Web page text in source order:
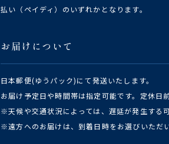
払い（ペイディ）のいずれかとなります。
お届けについて
日本郵便(ゆうパック)にて発送いたします。
お届け予定日や時間帯は指定可能です。定休日
※天候や交通状況によっては、遅延が発生する
※遠方へのお届けは、到着日時をお選びいただ